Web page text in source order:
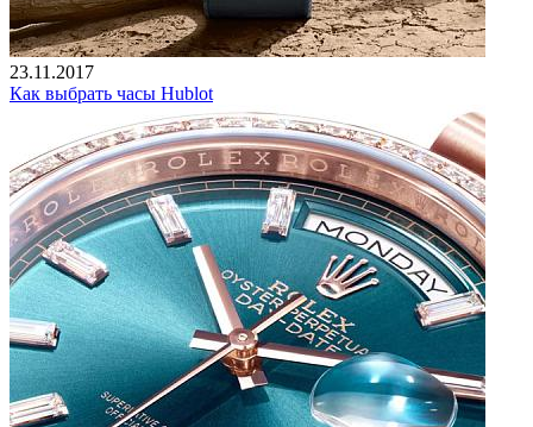
23.11.2017
Как выбрать часы Hublot